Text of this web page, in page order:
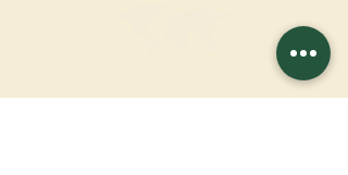
FAIRE UN DON